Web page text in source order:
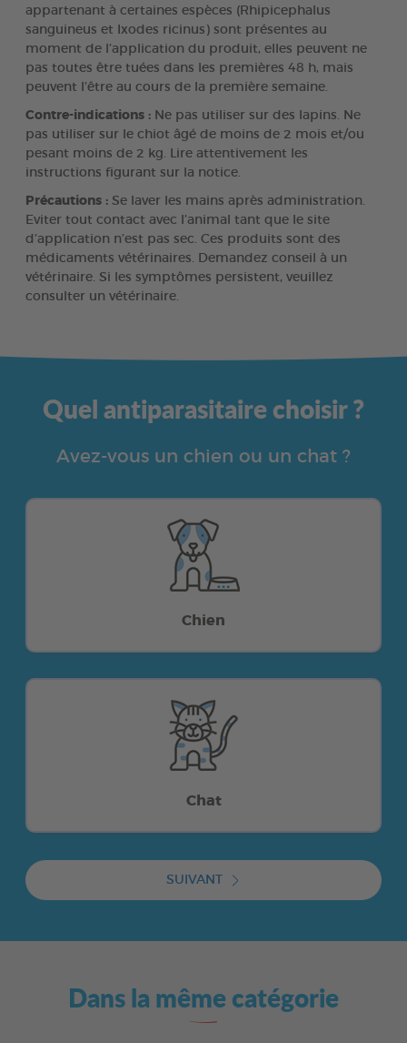
appartenant à certaines espèces (Rhipicephalus
sanguineus et Ixodes ricinus) sont présentes au
moment de l’application du produit, elles peuvent ne
pas toutes être tuées dans les premières 48 h, mais
peuvent l’être au cours de la première semaine.
Contre-indications : Ne pas utiliser sur des lapins. Ne
pas utiliser sur le chiot âgé de moins de 2 mois et/ou
pesant moins de 2 kg. Lire attentivement les
instructions figurant sur la notice.
Précautions : Se laver les mains après administration.
Eviter tout contact avec l’animal tant que le site
d’application n’est pas sec. Ces produits sont des
médicaments vétérinaires. Demandez conseil à un
vétérinaire. Si les symptômes persistent, veuillez
consulter un vétérinaire.
Quel antiparasitaire choisir ?
Avez-vous un chien ou un chat ?
Chien
Chat
SUIVANT
Dans la même catégorie